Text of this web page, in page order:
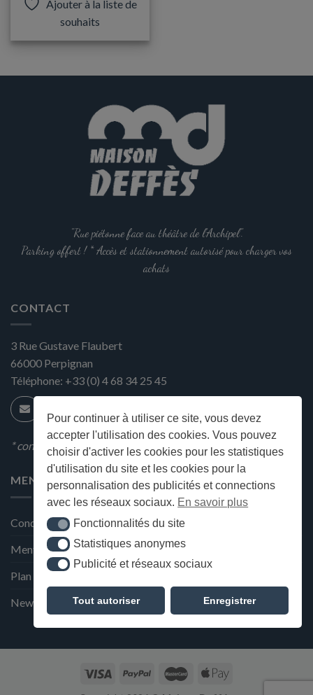
Pour continuer à utiliser ce site, vous devez
accepter l'utilisation des cookies. Vous pouvez
choisir d'activer les cookies pour les statistiques
d'utilisation du site et les cookies pour la
personnalisation des publicités et connections
avec les réseaux sociaux. En savoir plus
Fonctionnalités du site
Fonctionnalités du site
Statistiques anonymes
Statistiques anonymes
Publicité et réseaux sociaux
Publicité et réseaux sociaux
Tout autoriser Enregistrer
a
plusieurs
variations.
choisies
sur
page
produit
Ajouter à la liste de
souhaits
"Rue piétonne face au théâtre de l'Archipel".
Parking offert ! * Accès et stationnement autorisé pour charger vos
achats
CONTACT
3 Rue Gustave Flaubert
66000 Perpignan
Téléphone: +33 (0) 4 68 34 25 45
* condition en magasin
MENU
Conditions générales de ventes
Mentions Légales et Politique de confidentialité
Plan du site
Newsletter de la Maison Deffès